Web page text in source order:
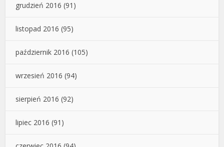
grudzień 2016 (91)
listopad 2016 (95)
październik 2016 (105)
wrzesień 2016 (94)
sierpień 2016 (92)
lipiec 2016 (91)